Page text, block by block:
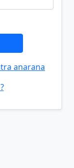
anarana